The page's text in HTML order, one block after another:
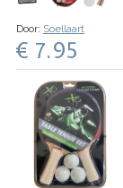
Door: Soellaart
€ 7.95